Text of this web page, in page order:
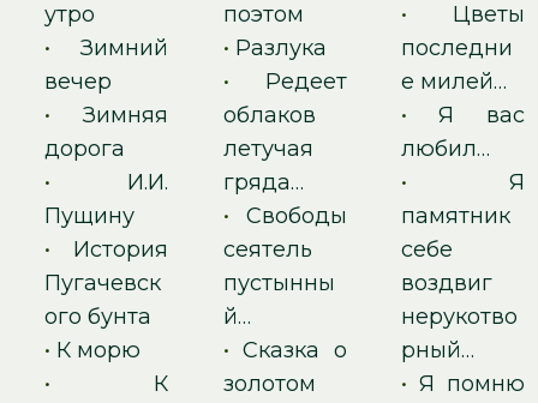
утро
• Зимний
вечер
• Зимняя
дорога
• И.И.
Пущину
• История
Пугачевск
ого бунта
• К морю
• К
поэтом
• Разлука
• Редеет
облаков
летучая
гряда…
• Свободы
сеятель
пустынны
й…
• Сказка о
золотом
• Цветы
последни
е милей…
•Я вас
любил…
•Я
памятник
себе
воздвиг
нерукотво
рный…
•Я помню